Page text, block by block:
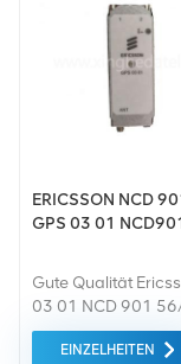
zu 91 % und mit
Eingangsbereich
ERICSSON NCD
GPS 03 01
Gute Qualität
03 01 NCD 901
GPS-
Changsha Xingheda
EINZELHEITEN